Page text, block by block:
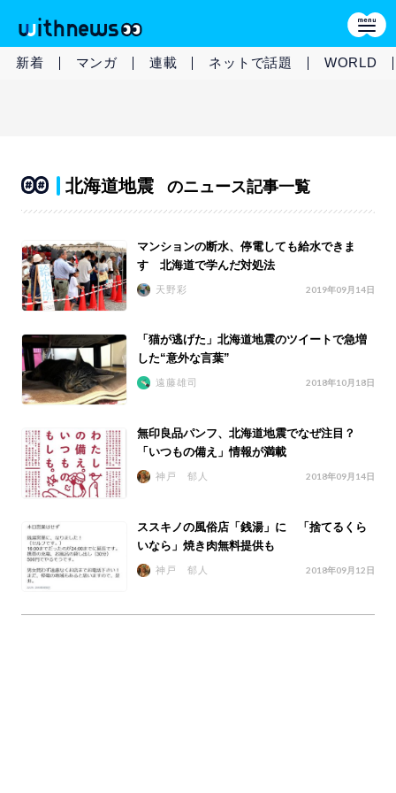
新着 マンガ 連載 ネットで話題 WORLD
北海道地震 のニュース記事一覧
マンションの断水、停電しても給水できま
す 北海道で学んだ対処法
天野彩 2019年09月14日
「猫が逃げた」北海道地震のツイートで急増
した“意外な言葉”
遠藤雄司 2018年10月18日
無印良品パンフ、北海道地震でなぜ注目？
「いつもの備え」情報が満載
神戸 郁人 2018年09月14日
ススキノの風俗店「銭湯」に 「捨てるくら
いなら」焼き肉無料提供も
神戸 郁人 2018年09月12日